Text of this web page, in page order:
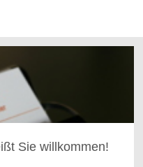
Sie willkommen!